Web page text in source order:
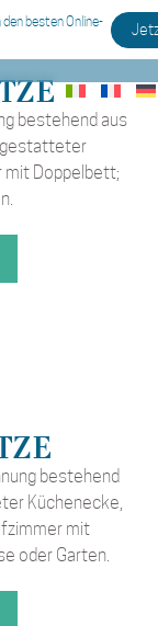
besten Online-
bestehend aus
mit Doppelbett;
bestehend
Küchenecke,
mit
oder Garten.